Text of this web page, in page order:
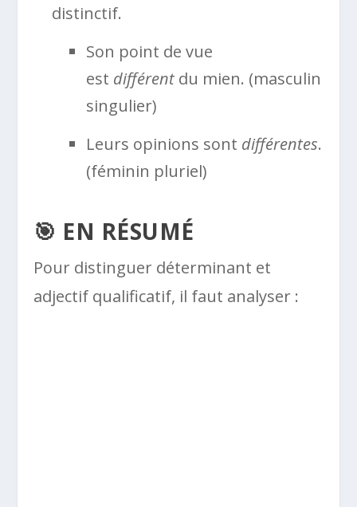
distinctif.
Son point de vue
est différent du mien. (masculin
singulier)
Leurs opinions sont différentes.
(féminin pluriel)
🎯 EN RÉSUMÉ
Pour distinguer déterminant et
adjectif qualificatif, il faut analyser :